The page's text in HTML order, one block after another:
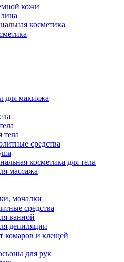
кожи
косметика
для макияжа
тела
средства
косметика для тела
массажа
мочалки
средства
ванной
депиляции
комаров и клещей
для рук